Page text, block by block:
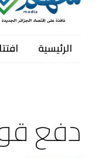
الرئيسية
دفع